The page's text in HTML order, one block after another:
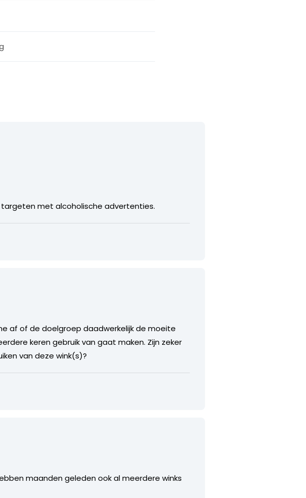
targeten met alcoholische advertenties.
af of de doelgroep daadwerkelijk de moeite
keren gebruik van gaat maken. Zijn zeker
van deze wink(s)?
maanden geleden ook al meerdere winks